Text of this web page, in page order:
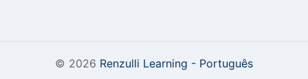
© 2026 Renzulli Learning - Português